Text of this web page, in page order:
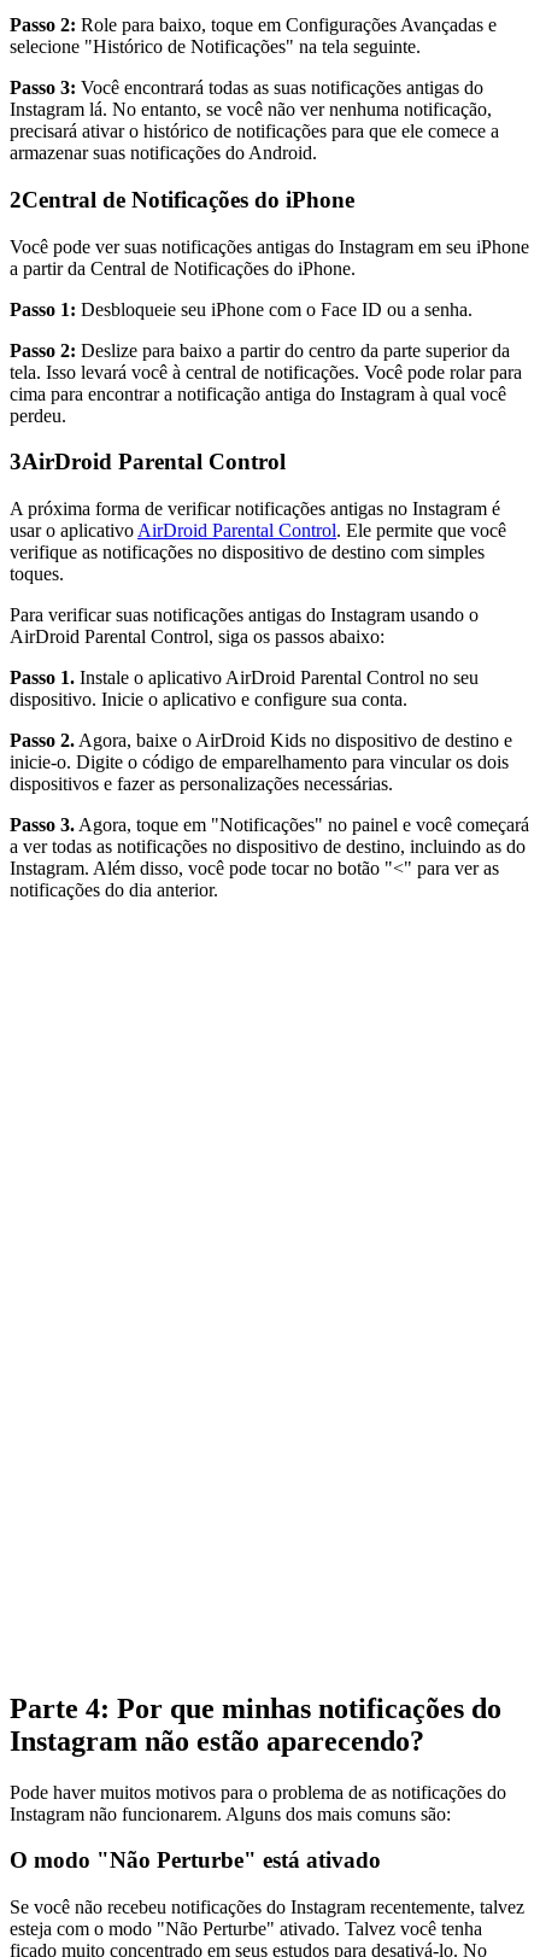
Passo 2: Role para baixo, toque em Configurações Avançadas e
selecione "Histórico de Notificações" na tela seguinte.
Passo 3: Você encontrará todas as suas notificações antigas do
Instagram lá. No entanto, se você não ver nenhuma notificação,
precisará ativar o histórico de notificações para que ele comece a
armazenar suas notificações do Android.
2Central de Notificações do iPhone
Você pode ver suas notificações antigas do Instagram em seu iPhone
a partir da Central de Notificações do iPhone.
Passo 1: Desbloqueie seu iPhone com o Face ID ou a senha.
Passo 2: Deslize para baixo a partir do centro da parte superior da
tela. Isso levará você à central de notificações. Você pode rolar para
cima para encontrar a notificação antiga do Instagram à qual você
perdeu.
3AirDroid Parental Control
A próxima forma de verificar notificações antigas no Instagram é
usar o aplicativo AirDroid Parental Control. Ele permite que você
verifique as notificações no dispositivo de destino com simples
toques.
Para verificar suas notificações antigas do Instagram usando o
AirDroid Parental Control, siga os passos abaixo:
Passo 1. Instale o aplicativo AirDroid Parental Control no seu
dispositivo. Inicie o aplicativo e configure sua conta.
Passo 2. Agora, baixe o AirDroid Kids no dispositivo de destino e
inicie-o. Digite o código de emparelhamento para vincular os dois
dispositivos e fazer as personalizações necessárias.
Passo 3. Agora, toque em "Notificações" no painel e você começará
a ver todas as notificações no dispositivo de destino, incluindo as do
Instagram. Além disso, você pode tocar no botão "<" para ver as
notificações do dia anterior.
Parte 4: Por que minhas notificações do
Instagram não estão aparecendo?
Pode haver muitos motivos para o problema de as notificações do
Instagram não funcionarem. Alguns dos mais comuns são:
O modo "Não Perturbe" está ativado
Se você não recebeu notificações do Instagram recentemente, talvez
esteja com o modo "Não Perturbe" ativado. Talvez você tenha
ficado muito concentrado em seus estudos para desativá-lo. No